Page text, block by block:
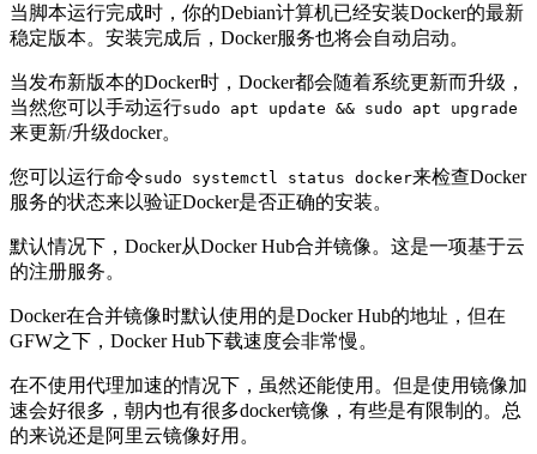
当脚本运行完成时，你的Debian计算机已经安装Docker的最新
稳定版本。安装完成后，Docker服务也将会自动启动。
当发布新版本的Docker时，Docker都会随着系统更新而升级，
当然您可以手动运行sudo apt update && sudo apt upgrade
来更新/升级docker。
您可以运行命令sudo systemctl status docker来检查Docker
服务的状态来以验证Docker是否正确的安装。
默认情况下，Docker从Docker Hub合并镜像。这是一项基于云
的注册服务。
Docker在合并镜像时默认使用的是Docker Hub的地址，但在
GFW之下，Docker Hub下载速度会非常慢。
在不使用代理加速的情况下，虽然还能使用。但是使用镜像加
速会好很多，朝内也有很多docker镜像，有些是有限制的。总
的来说还是阿里云镜像好用。